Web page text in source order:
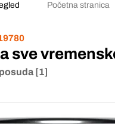
Početna stranica
sve
[1]